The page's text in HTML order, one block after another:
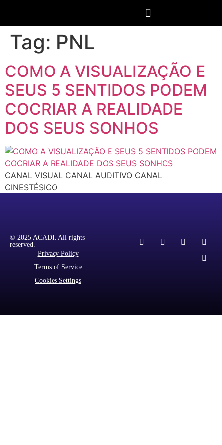
Tag: PNL
COMO A VISUALIZAÇÃO E
SEUS 5 SENTIDOS PODEM
COCRIAR A REALIDADE
DOS SEUS SONHOS
CANAL VISUAL CANAL AUDITIVO CANAL
CINESTÉSICO
© 2025 ACADI. All rights
reserved.
Privacy Policy
Terms of Service
Cookies Settings